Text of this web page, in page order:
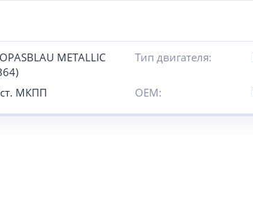
METALLIC
Тип двигателя:
МКПП OEM: